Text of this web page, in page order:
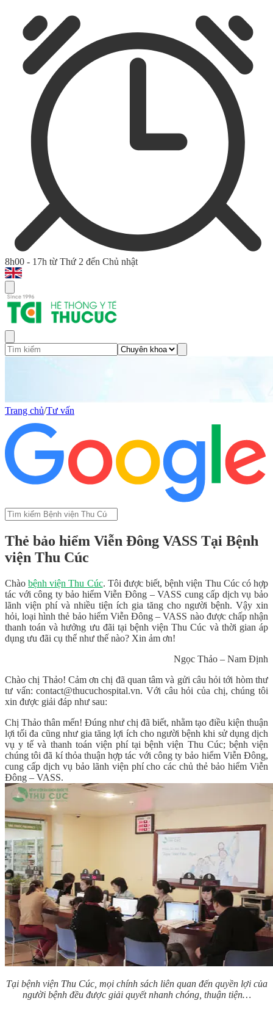
8h00 - 17h từ Thứ 2 đến Chủ nhật
Trang chủ/Tư vấn
Thẻ bảo hiểm Viễn Đông VASS Tại Bệnh
viện Thu Cúc
Chàobệnh viện Thu Cúc. Tôi được biết, bệnh viện Thu Cúc có hợp
tác với công ty bảo hiểm Viễn Đông – VASS cung cấp dịch vụ bảo
lãnh viện phí và nhiều tiện ích gia tăng cho người bệnh. Vậy xin
hỏi, loại hình thẻ bảo hiểm Viễn Đông – VASS nào được chấp nhận
thanh toán và hưởng ưu đãi tại bệnh viện Thu Cúc và thời gian áp
dụng ưu đãi cụ thể như thế nào? Xin ảm ơn!
Ngọc Thảo – Nam Định
Chào chị Thảo! Cảm ơn chị đã quan tâm và gửi câu hỏi tới hòm thư
tư vấn: contact@thucuchospital.vn. Với câu hỏi của chị, chúng tôi
xin được giải đáp như sau:
Chị Thảo thân mến! Đúng như chị đã biết, nhằm tạo điều kiện thuận
lợi tối đa cũng như gia tăng lợi ích cho người bệnh khi sử dụng dịch
vụ y tế và thanh toán viện phí tại bệnh viện Thu Cúc; bệnh viện
chúng tôi đã kí thỏa thuận hợp tác với công ty bảo hiểm Viễn Đông,
cung cấp dịch vụ bảo lãnh viện phí cho các chủ thẻ bảo hiểm Viễn
Đông – VASS.
Tại bệnh viện Thu Cúc, mọi chính sách liên quan đến quyền lợi của
người bệnh đều được giải quyết nhanh chóng, thuận tiện…